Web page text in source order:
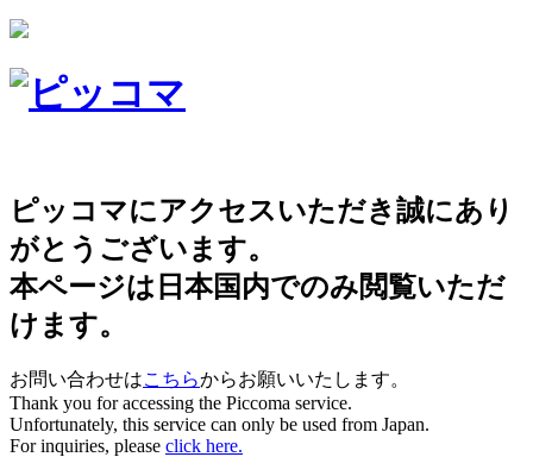
ピッコマにアクセスいただき誠にあり
がとうございます。
本ページは日本国内でのみ閲覧いただ
けます。
お問い合わせはこちらからお願いいたします。
Thank you for accessing the Piccoma service.
Unfortunately, this service can only be used from Japan.
For inquiries, please click here.